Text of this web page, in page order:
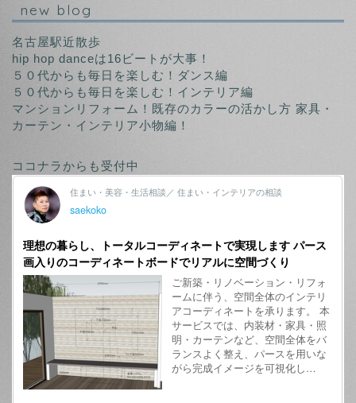
new blog
名古屋駅近散歩
hip hop danceは16ビートが大事！
５０代からも毎日を楽しむ！ダンス編
５０代からも毎日を楽しむ！インテリア編
マンションリフォーム！既存のカラーの活かし方 家具・
カーテン・インテリア小物編！
ココナラからも受付中